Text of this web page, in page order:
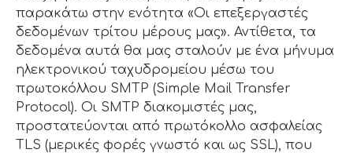
παρακάτω στην ενότητα «Οι επεξεργαστές
δεδομένων τρίτου μέρους μας». Αντίθετα, τα
δεδομένα αυτά θα μας σταλούν με ένα μήνυμα
ηλεκτρονικού ταχυδρομείου μέσω του
πρωτοκόλλου SMTP (Simple Mail Transfer
Protocol). Οι SMTP διακομιστές μας,
προστατεύονται από πρωτόκολλο ασφαλείας
TLS (μερικές φορές γνωστό και ως SSL), που